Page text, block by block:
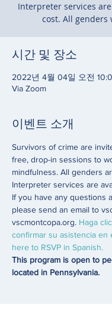
Interpreter services
cost. All genders
시간 및 장소
2022년 4월 04일 오전
Via Zoom
이벤트 소개
Survivors of crime are
free, drop-in sessions to
mindfulness. All genders
Interpreter services are
If you have any questions
please send an email to
vscmontcopa.org. Haga
confirmar su asistencia en
here to RSVP in Spanish.
This program is open to
located in Pennsylvania.